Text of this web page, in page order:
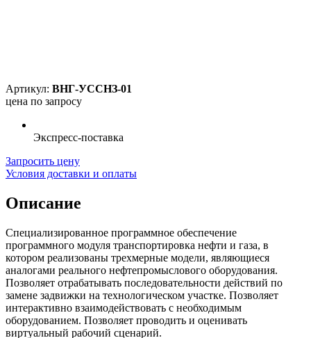
Артикул: ВНГ-УССНЗ-01
цена по запросу
Экспресс-поставка
Запросить цену
Условия доставки и оплаты
Описание
Специализированное программное обеспечение
программного модуля транспортировка нефти и газа, в
котором реализованы трехмерные модели, являющиеся
аналогами реального нефтепромыслового оборудования.
Позволяет отрабатывать последовательности действий по
замене задвижки на технологическом участке. Позволяет
интерактивно взаимодействовать с необходимым
оборудованием. Позволяет проводить и оценивать
виртуальный рабочий сценарий.